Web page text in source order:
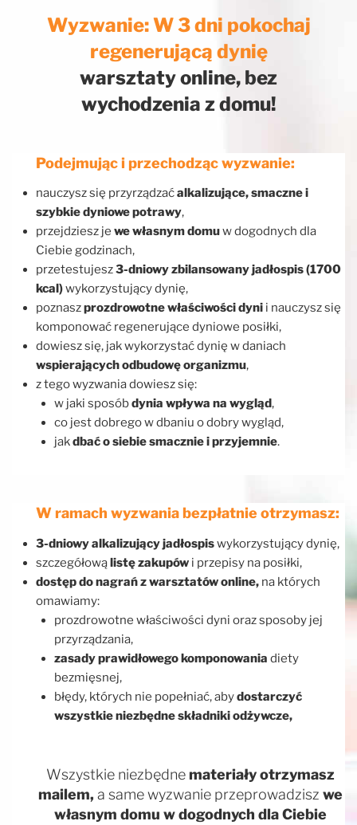
Wyzwanie: W 3 dni pokochaj
regenerującą dynię
warsztaty online, bez
wychodzenia z domu!
Podejmując i przechodząc wyzwanie:
nauczysz się przyrządzaćalkalizujące, smaczne i
szybkie dyniowe potrawy,
przejdziesz je we własnym domuw dogodnych dla
Ciebie godzinach,
przetestujesz3-dniowy zbilansowany jadłospis (1700
kcal)wykorzystujący dynię,
poznaszprozdrowotne właściwości dyni i nauczysz się
komponować regenerujące dyniowe posiłki,
dowiesz się, jak wykorzystać dynię w daniach
wspierających odbudowę organizmu,
z tego wyzwania dowiesz się:
w jaki sposóbdynia wpływa na wygląd,
co jest dobrego w dbaniu o dobry wygląd,
jakdbać o siebie smacznie i przyjemnie.
W ramach wyzwania bezpłatnie otrzymasz:
3-dniowy alkalizujący jadłospiswykorzystujący dynię,
szczegółowąlistę zakupów i przepisy na posiłki,
dostęp do nagrań z warsztatów online, na których
omawiamy:
prozdrowotne właściwości dyni oraz sposoby jej
przyrządzania,
zasady prawidłowego komponowania diety
bezmięsnej,
błędy, których nie popełniać, abydostarczyć
wszystkie niezbędne składniki odżywcze,
Wszystkie niezbędnemateriały otrzymasz
mailem, a same wyzwanie przeprowadzisz we
własnym domu w dogodnych dla Ciebie